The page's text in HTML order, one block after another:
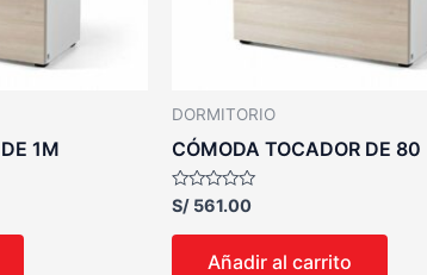
1M
DORMITORIO
CÓMODA TOCADOR DE 80
Valorado
con
0
S/ 561.00
Añadir al carrito